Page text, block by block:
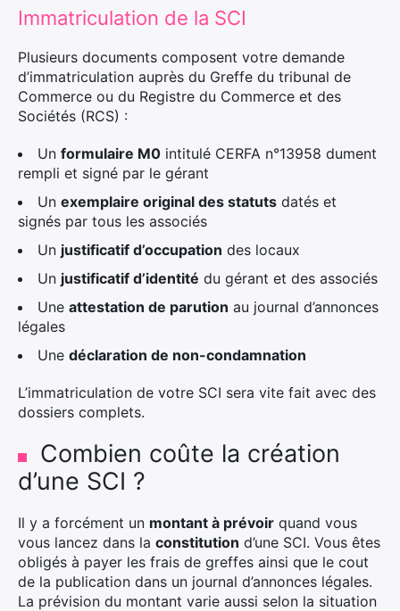
Immatriculation de la SCI
Plusieurs documents composent votre demande
d’immatriculation auprès du Greffe du tribunal de
Commerce ou du Registre du Commerce et des
Sociétés (RCS) :
Un formulaire M0 intitulé CERFA n°13958 dument
rempli et signé par le gérant
Un exemplaire original des statuts datés et
signés par tous les associés
Un justificatif d’occupation des locaux
Un justificatif d’identité du gérant et des associés
Une attestation de parution au journal d’annonces
légales
Une déclaration de non-condamnation
L’immatriculation de votre SCI sera vite fait avec des
dossiers complets.
Combien coûte la création
d’une SCI ?
Il y a forcément un montant à prévoir quand vous
vous lancez dans la constitution d’une SCI. Vous êtes
obligés à payer les frais de greffes ainsi que le cout
de la publication dans un journal d’annonces légales.
La prévision du montant varie aussi selon la situation